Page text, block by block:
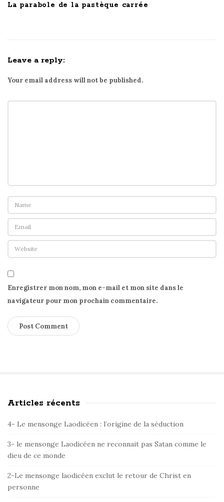
La parabole de la pastèque carrée
Leave a reply:
Your email address will not be published.
Enregistrer mon nom, mon e-mail et mon site dans le
navigateur pour mon prochain commentaire.
S
e
S
i
d
Articles récents
4- Le mensonge Laodicéen : l’origine de la séduction
3- le mensonge Laodicéen ne reconnait pas Satan comme le
dieu de ce monde
2-Le mensonge laodicéen exclut le retour de Christ en
personne